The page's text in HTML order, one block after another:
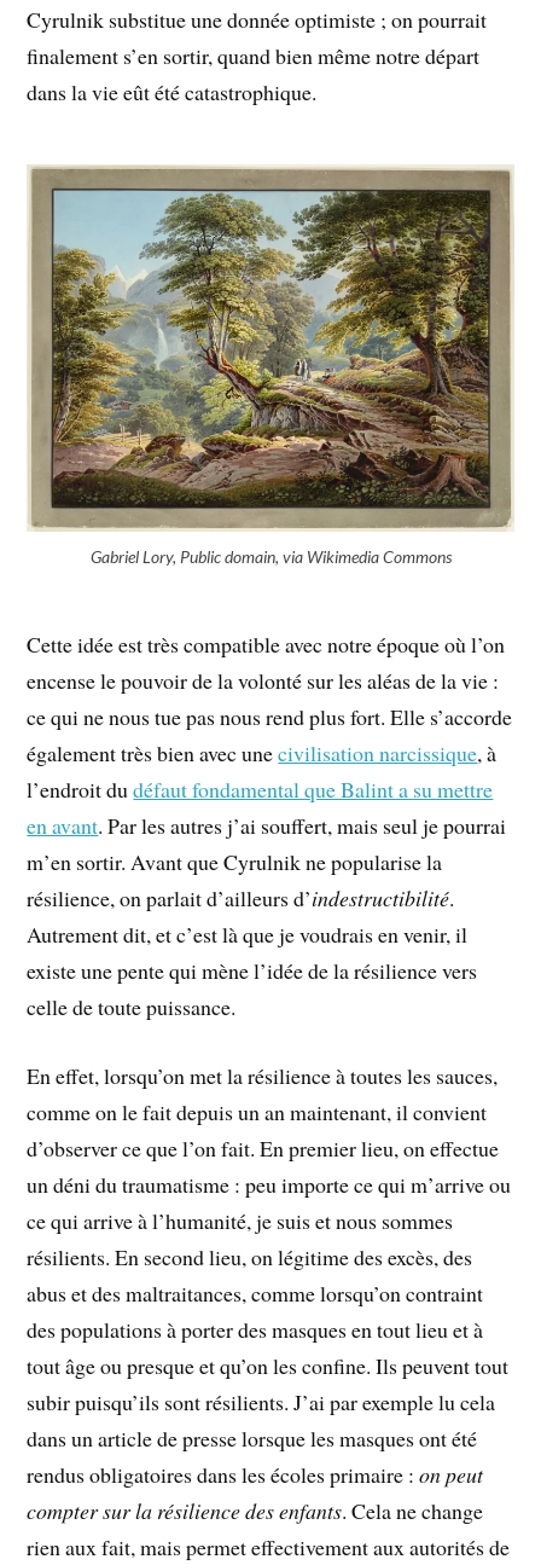
Cyrulnik substitue une donnée optimiste ; on pourrait
finalement s’en sortir, quand bien même notre départ
dans la vie eût été catastrophique.
Gabriel Lory, Public domain, via Wikimedia Commons
Cette idée est très compatible avec notre époque où l’on
encense le pouvoir de la volonté sur les aléas de la vie :
ce qui ne nous tue pas nous rend plus fort. Elle s’accorde
également très bien avec unecivilisation narcissique, à
l’endroit dudéfaut fondamental que Balint a su mettre
en avant. Par les autres j’ai souffert, mais seul je pourrai
m’en sortir. Avant que Cyrulnik ne popularise la
résilience, on parlait d’ailleurs d’indestructibilité.
Autrement dit, et c’est là que je voudrais en venir, il
existe une pente qui mène l’idée de la résilience vers
celle de toute puissance.
En effet, lorsqu’on met la résilience à toutes les sauces,
comme on le fait depuis un an maintenant, il convient
d’observer ce que l’on fait. En premier lieu, on effectue
un déni du traumatisme : peu importe ce qui m’arrive ou
ce qui arrive à l’humanité, je suis et nous sommes
résilients. En second lieu, on légitime des excès, des
abus et des maltraitances, comme lorsqu’on contraint
des populations à porter des masques en tout lieu et à
tout âge ou presque et qu’on les confine. Ils peuvent tout
subir puisqu’ils sont résilients. J’ai par exemple lu cela
dans un article de presse lorsque les masques ont été
rendus obligatoires dans les écoles primaire :on peut
compter sur la résilience des enfants. Cela ne change
rien aux fait, mais permet effectivement aux autorités de